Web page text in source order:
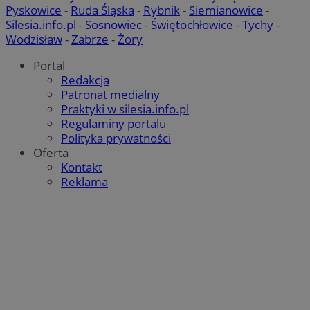
Pyskowice - Ruda Śląska - Rybnik - Siemianowice -
Silesia.info.pl - Sosnowiec- Świętochłowice -Tychy-
Wodzisław- Zabrze - Żory
Portal
Redakcja
Patronat medialny
Praktyki w silesia.info.pl
Regulaminy portalu
Polityka prywatności
Oferta
Kontakt
Reklama